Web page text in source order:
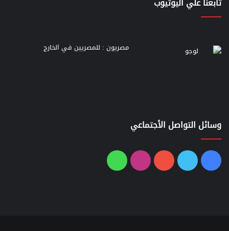
مصريون : للمصريين في الخارج
وسائل التواصل الأجتماعي
فيسبوك
تويتر يوتيوبانستقرامواتساب